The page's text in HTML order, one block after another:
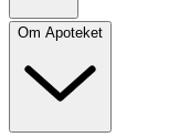
Om Apoteket